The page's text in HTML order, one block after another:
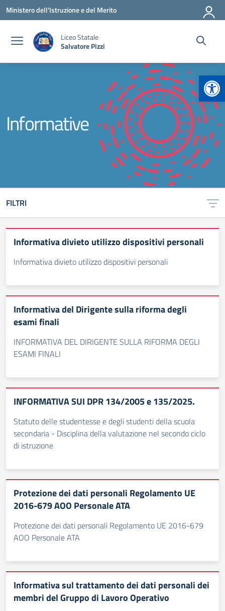
Vai ai contenuti
Vai al menu di navigazione
Vai al footer
Ministero dell'Istruzione e del Merito
Liceo Statale
Salvatore Pizzi
Informative
FILTRI
Informativa divieto utilizzo dispositivi personali
Informativa divieto utilizzo dispositivi personali
Informativa del Dirigente sulla riforma degli
esami finali
INFORMATIVA DEL DIRIGENTE SULLA RIFORMA DEGLI
ESAMI FINALI
INFORMATIVA SUI DPR 134/2005 e 135/2025.
Statuto delle studentesse e degli studenti della scuola
secondaria - Disciplina della valutazione nel secondo ciclo
di istruzione
Protezione dei dati personali Regolamento UE
2016-679 AOO Personale ATA
Protezione dei dati personali Regolamento UE 2016-679
AOO Personale ATA
Informativa sul trattamento dei dati personali dei
membri del Gruppo di Lavoro Operativo